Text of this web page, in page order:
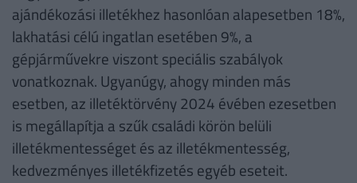
ajándékozási illetékhez hasonlóan alapesetben 18%,
lakhatási célú ingatlan esetében 9%, a
gépjárművekre viszont speciális szabályok
vonatkoznak. Ugyanúgy, ahogy minden más
esetben, az illetéktörvény 2024 évében ezesetben
is megállapítja a szűk családi körön belüli
illetékmentességet és az illetékmentesség,
kedvezményes illetékfizetés egyéb eseteit.